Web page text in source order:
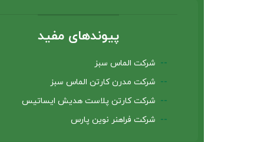
پیوندهای مفید
شرکت الماس سبز
شرکت مدرن کارتن الماس سبز
شرکت کارتن پلاست هدیش ایساتیس
شرکت فراهنر نوین پارس